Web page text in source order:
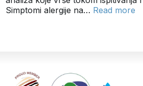
Simptomi alergije na… Read more